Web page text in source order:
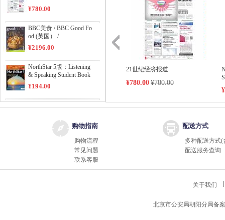
¥780.00
BBC美食 / BBC Good Fo
od (英国） /
¥2196.00
NorthStar 5版：Listening
& Speaking Student Book
Level 1 /
¥194.00
NorthStar 5版：Reading
& Writing Student Book L
21世纪经济报道
¥780.00 ¥780.00
购物指南
购物流程
常见问题
联系客服
配送方式
多种配送方式(
配送服务查询
关于我们
北京市公安局朝阳分局备